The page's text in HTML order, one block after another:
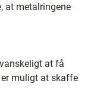
at metalringene
at få
muligt at skaffe